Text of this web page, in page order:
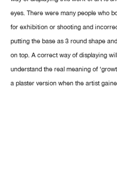
eyes. There were many people who
for exhibition or shooting and
putting the base as 3 round shape
on top. A correct way of displaying
understand the real meaning of
a plaster version when the artist